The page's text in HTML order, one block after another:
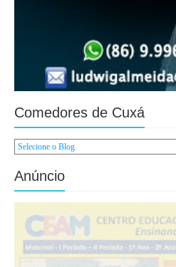
Comedores de Cuxá
Anúncio